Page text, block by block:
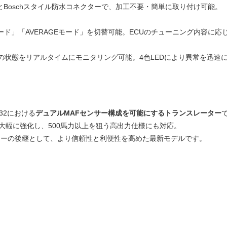
Boschスタイル防水コネクターで、加工不要・簡単に取り付け可能。
ド」「AVERAGEモード」を切替可能。ECUのチューニング内容に応
状態をリアルタイムにモニタリング可能。4色LEDにより異常を迅速に
におけるデュアルMAFセンサー構成を可能にするトランスレーター
に強化し、500馬力以上を狙う高出力仕様にも対応。
の後継として、より信頼性と利便性を高めた最新モデルです。